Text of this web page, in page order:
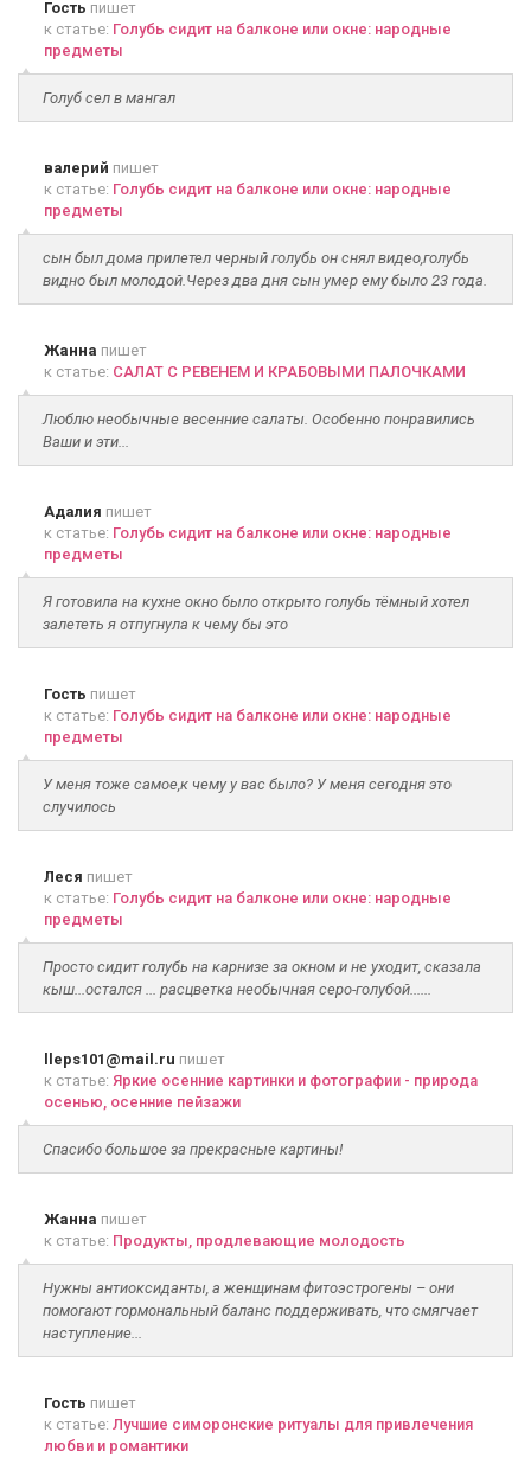
Гость пишет
к статье: Голубь сидит на балконе или окне: народные
предметы
Голуб сел в мангал
валерий пишет
к статье: Голубь сидит на балконе или окне: народные
предметы
сын был дома прилетел черный голубь он снял видео,голубь
видно был молодой.Через два дня сын умер ему было 23 года.
Жанна пишет
к статье: САЛАТ С РЕВЕНЕМ И КРАБОВЫМИ ПАЛОЧКАМИ
Люблю необычные весенние салаты. Особенно понравились
Ваши и эти...
Адалия пишет
к статье: Голубь сидит на балконе или окне: народные
предметы
Я готовила на кухне окно было открыто голубь тёмный хотел
залететь я отпугнула к чему бы это
Гость пишет
к статье: Голубь сидит на балконе или окне: народные
предметы
У меня тоже самое,к чему у вас было? У меня сегодня это
случилось
Леся пишет
к статье: Голубь сидит на балконе или окне: народные
предметы
Просто сидит голубь на карнизе за окном и не уходит, сказала
кыш...остался ... расцветка необычная серо-голубой......
lleps101@mail.ru пишет
к статье: Яркие осенние картинки и фотографии - природа
осенью, осенние пейзажи
Спасибо большое за прекрасные картины!
Жанна пишет
к статье: Продукты, продлевающие молодость
Нужны антиоксиданты, а женщинам фитоэстрогены – они
помогают гормональный баланс поддерживать, что смягчает
наступление...
Гость пишет
к статье: Лучшие симоронские ритуалы для привлечения
любви и романтики